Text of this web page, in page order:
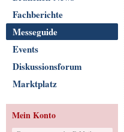
Fachberichte
Messeguide
Events
Diskussionsforum
Marktplatz
Mein Konto